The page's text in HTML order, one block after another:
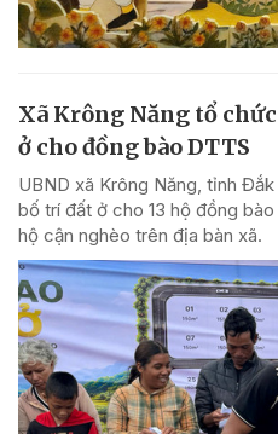
Xã Krông Năng tổ
ở cho đồng bào DTTS
UBND xã Krông Năng, tỉnh
bố trí đất ở cho 13 hộ đồng
hộ cận nghèo trên địa bàn xã.